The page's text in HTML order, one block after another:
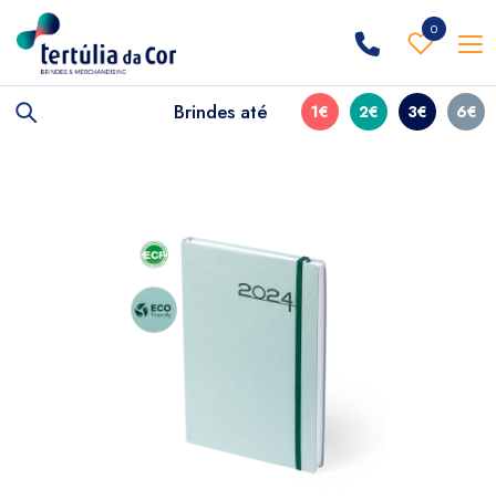
0
Brindes até 1€ 2€ 3€ 6€